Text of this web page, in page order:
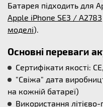
Батарея підходить для
Apple iPhone SE3 / A2783
моделі).
Основні переваги
Сертифікати якості:
"Свіжа" дата
на кожній батареї)
Використання